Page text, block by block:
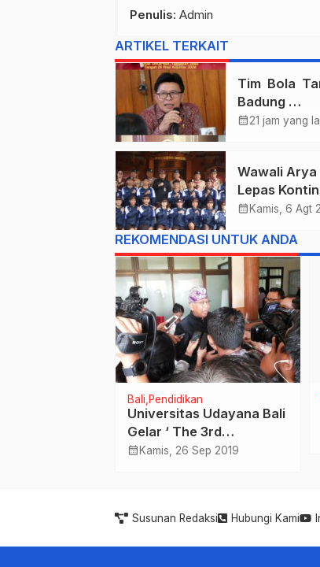
Penulis: Admin
ARTIKEL TERKAIT
Tim Bola
Badung
Kejurnas
calendar_month21 jam yang
Wawali Arya
Lepas
Kwarcab
Nasional XII
2026.
calendar_month Kamis, 6 Agt
REKOMENDASI UNTUK ANDA
Bali Pendidikan
Universitas Udayana Bali
Gelar ‘ The 3rd
International Tourism
calendar_month Kamis, 26 Sep 2019
Susunan Redaksi Hubungi Kami